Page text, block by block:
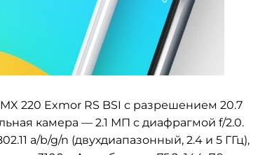
220 Exmor RS BSI с разрешением 20.7
камера — 2.1 МП с диафрагмой f/2.0.
a/b/g/n (двухдиапазонный, 2.4 и 5 ГГц),